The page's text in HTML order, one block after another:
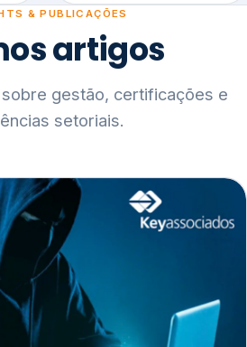
& PUBLICAÇÕES
artigos
gestão, certificações e
setoriais.